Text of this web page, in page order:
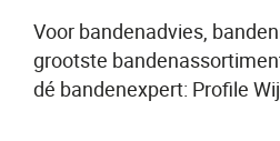
Voor bandenadvies,
grootste
dé bandenexpert: Profile